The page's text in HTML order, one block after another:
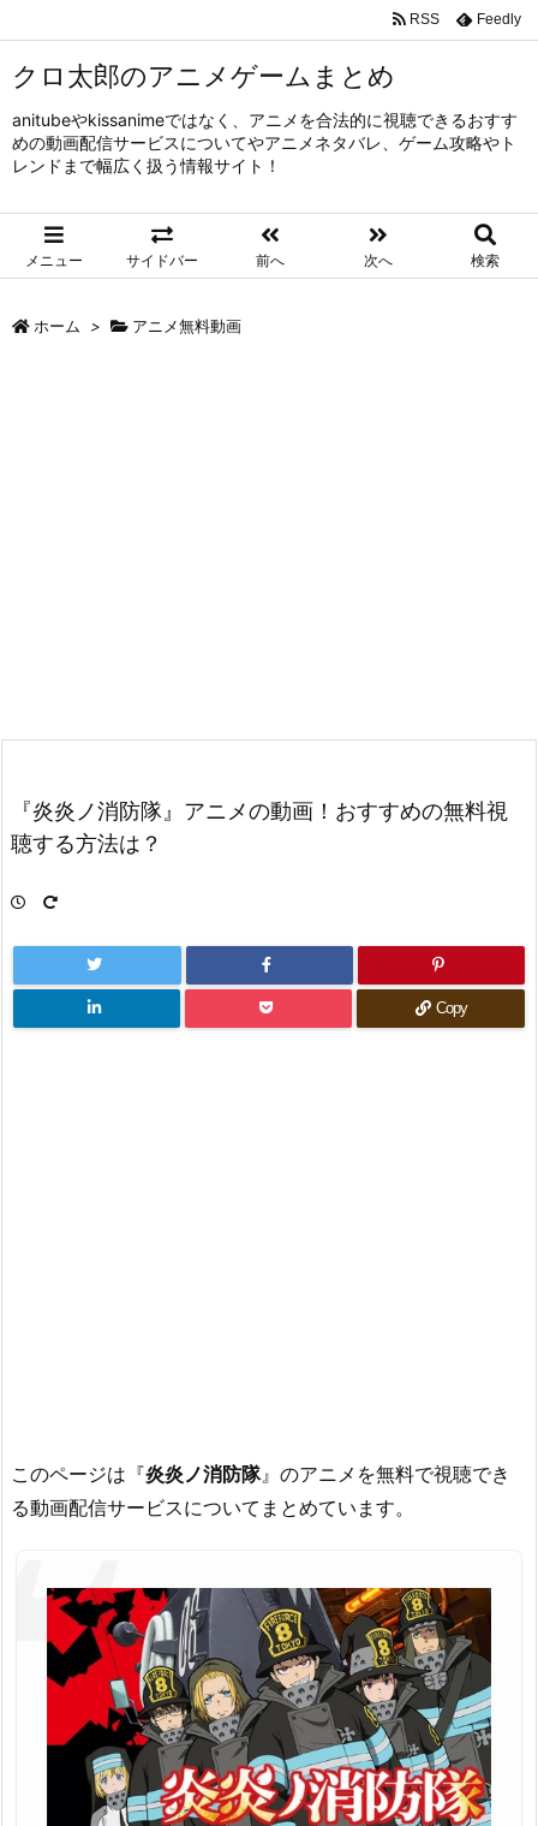
クロ太郎のアニメゲームまとめ
anitubeやkissanimeではなく、アニメを合法的に視聴できるおすす
めの動画配信サービスについてやアニメネタバレ、ゲーム攻略やト
レンドまで幅広く扱う情報サイト！
メニュー サイドバー 前へ 次へ 検索
RSS Feedly
ホーム > アニメ無料動画
『炎炎ノ消防隊』アニメの動画！おすすめの無料視
聴する方法は？
Copy
このページは『炎炎ノ消防隊』のアニメを無料で視聴でき
る動画配信サービスについてまとめています。